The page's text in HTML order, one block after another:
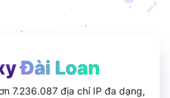
Đài Loan
7.236.087 địa chỉ IP đa dạng,